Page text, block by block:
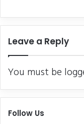
Leave a Reply
You must be
Follow Us